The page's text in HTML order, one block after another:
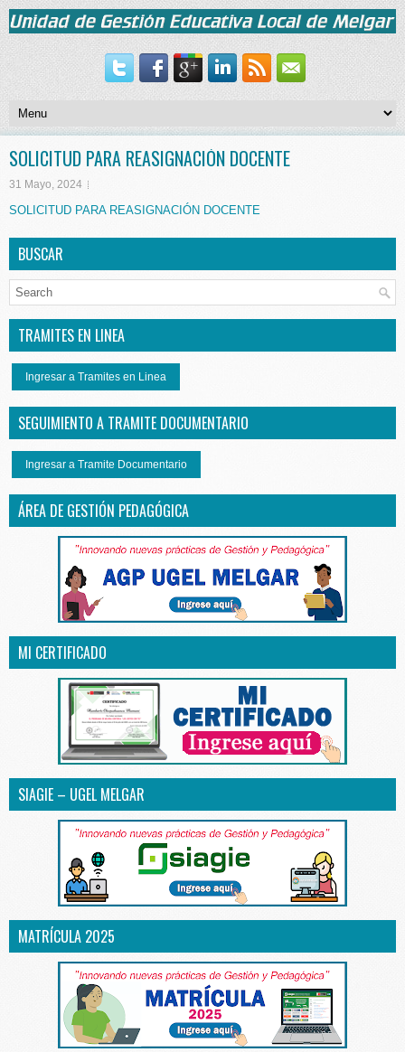
SOLICITUD PARA REASIGNACIÓN DOCENTE
31 Mayo, 2024
SOLICITUD PARA REASIGNACIÓN DOCENTE
BUSCAR
TRAMITES EN LINEA
Ingresar a Tramites en Linea
SEGUIMIENTO A TRAMITE DOCUMENTARIO
Ingresar a Tramite Documentario
ÁREA DE GESTIÓN PEDAGÓGICA
MI CERTIFICADO
SIAGIE – UGEL MELGAR
MATRÍCULA 2025